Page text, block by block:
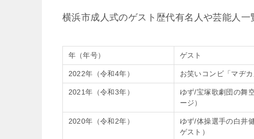
横浜市成人式のゲスト歴代有名人や芸能人一
年（年号） ゲスト
2022年（令和4年） お笑いコンビ「マヂ
2021年（令和3年）
ゆず/宝塚歌劇団の舞
ージ）
2020年（令和2年）
ゆず/体操選手の白井
ゲスト）